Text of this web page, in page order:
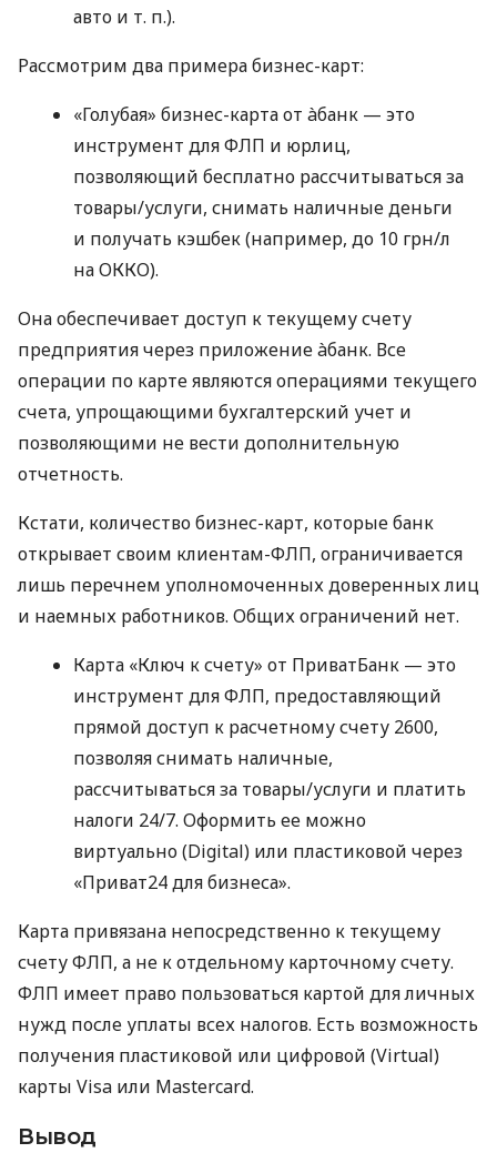
авто и т. п.).
Рассмотрим два примера бизнес-карт:
«Голубая» бизнес-карта от àбанк — это
инструмент для ФЛП и юрлиц,
позволяющий бесплатно рассчитываться за
товары/услуги, снимать наличные деньги
и получать кэшбек (например, до 10 грн/л
на ОККО).
Она обеспечивает доступ к текущему счету
предприятия через приложение àбанк. Все
операции по карте являются операциями текущего
счета, упрощающими бухгалтерский учет и
позволяющими не вести дополнительную
отчетность.
Кстати, количество бизнес-карт, которые банк
открывает своим клиентам-ФЛП, ограничивается
лишь перечнем уполномоченных доверенных лиц
и наемных работников. Общих ограничений нет.
Карта «Ключ к счету» от ПриватБанк — это
инструмент для ФЛП, предоставляющий
прямой доступ к расчетному счету 2600,
позволяя снимать наличные,
рассчитываться за товары/услуги и платить
налоги 24/7. Оформить ее можно
виртуально (Digital) или пластиковой через
«Приват24 для бизнеса».
Карта привязана непосредственно к текущему
счету ФЛП, а не к отдельному карточному счету.
ФЛП имеет право пользоваться картой для личных
нужд после уплаты всех налогов. Есть возможность
получения пластиковой или цифровой (Virtual)
карты Visa или Mastercard.
Вывод